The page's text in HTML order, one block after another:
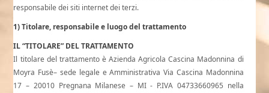
responsabile dei siti internet dei terzi.
1) Titolare, responsabile e luogo del trattamento
IL “TITOLARE” DEL TRATTAMENTO
Il titolare del trattamento è Azienda Agricola Cascina Madonnina di
Moyra Fusè– sede legale e Amministrativa Via Cascina Madonnina
17 – 20010 Pregnana Milanese – MI - P.IVA 04733660965 nella